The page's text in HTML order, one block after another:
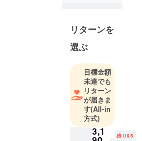
日本全国で
の革素材の
流通のなん
シェアを誇
る革素材の
一大産地で
す。
そんな一大
産地だから
こそ実現可
リターンを
選ぶ
目標金額
未達でも
リターン
が届きま
す(All-in
方式)
3,1 残り95